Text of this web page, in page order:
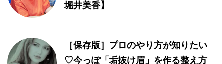
堀井美香】
［保存版］プロのやり方が知りたい
♡今っぽ「垢抜け眉」を作る整え方